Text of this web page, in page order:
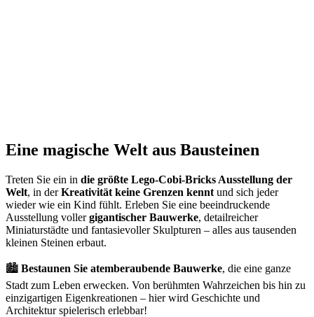
Eine magische Welt aus Bausteinen
Treten Sie ein in die größte Lego-Cobi-Bricks Ausstellung der
Welt, in derKreativität keine Grenzen kennt und sich jeder
wieder wie ein Kind fühlt. Erleben Sie eine beeindruckende
Ausstellung vollergigantischer Bauwerke, detailreicher
Miniaturstädte und fantasievoller Skulpturen – alles aus tausenden
kleinen Steinen erbaut.
🏙 Bestaunen Sie atemberaubende Bauwerke, die eine ganze
Stadt zum Leben erwecken. Von berühmten Wahrzeichen bis hin zu
einzigartigen Eigenkreationen – hier wird Geschichte und
Architektur spielerisch erlebbar!